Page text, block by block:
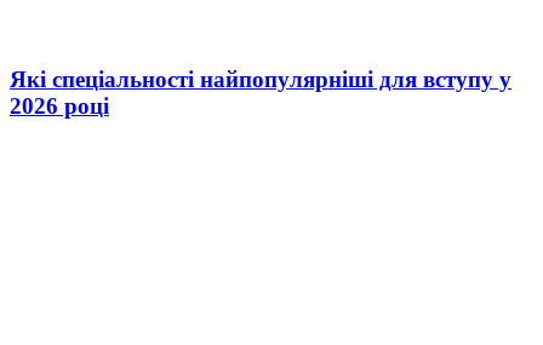
Які спеціальності найпопулярніші для вступу у
2026 році